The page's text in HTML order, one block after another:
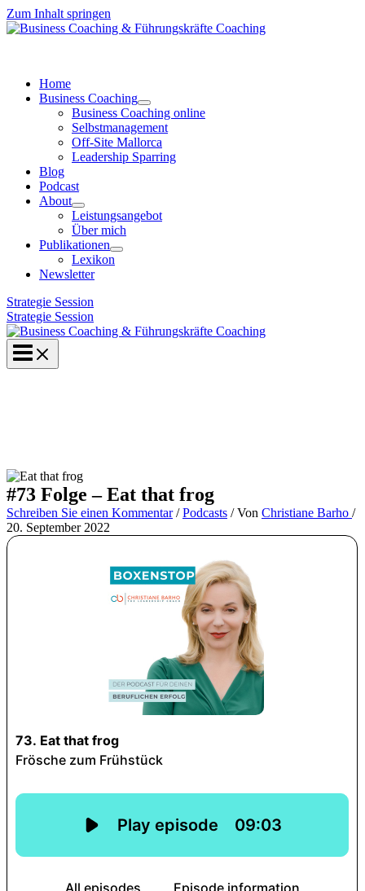
Zum Inhalt springen
Home
Business Coaching
Business Coaching online
Selbstmanagement
Off-Site Mallorca
Leadership Sparring
Blog
Podcast
About
Leistungsangebot
Über mich
Publikationen
Lexikon
Newsletter
Strategie Session
Strategie Session
#73 Folge – Eat that frog
Schreiben Sie einen Kommentar /Podcasts / Von Christiane Barho /
20. September 2022